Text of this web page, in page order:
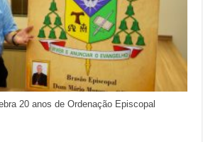
20 anos de Ordenação Episcopal